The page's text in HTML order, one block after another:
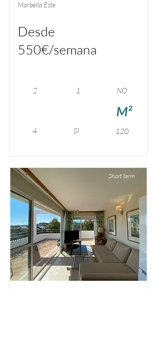
Marbella Este
Desde
550€/semana
2
4
1
SI
NO
M²
120
Short term